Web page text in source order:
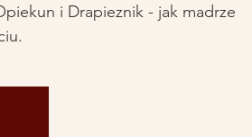
i Drapieznik - jak madrze